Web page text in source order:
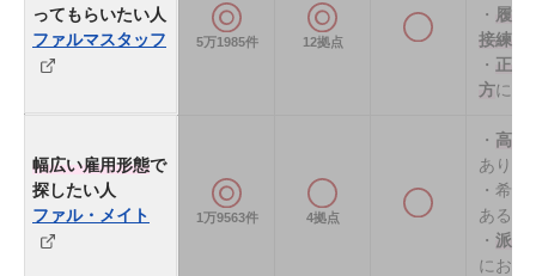
ってもらいたい人
ファルマスタッフ
5万1985件 12拠点
・ 履歴
接練習
・ 正社
方にお
幅広い雇用形態で
探したい人
ファル・メイト
1万9563件 4拠点
・ 高時
あり
・希少
ある
・ 派遣
におす